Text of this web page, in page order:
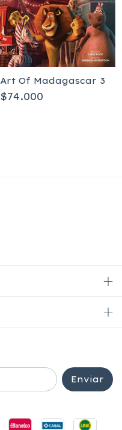
Art Of Madagascar 3
$74.000